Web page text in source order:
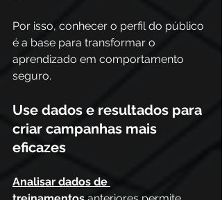
Por isso, conhecer o perfil do público
é a base para transformar o
aprendizado em comportamento
seguro.
Use dados e resultados para
criar campanhas mais
eficazes
Analisar dados de